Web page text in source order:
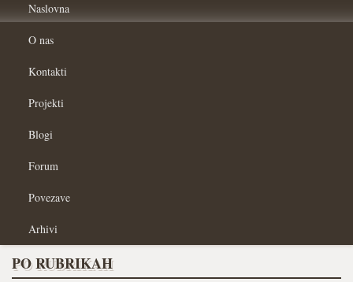
Naslovna
O nas
Kontakti
Projekti
Blogi
Forum
Povezave
Arhivi
PO RUBRIKAH